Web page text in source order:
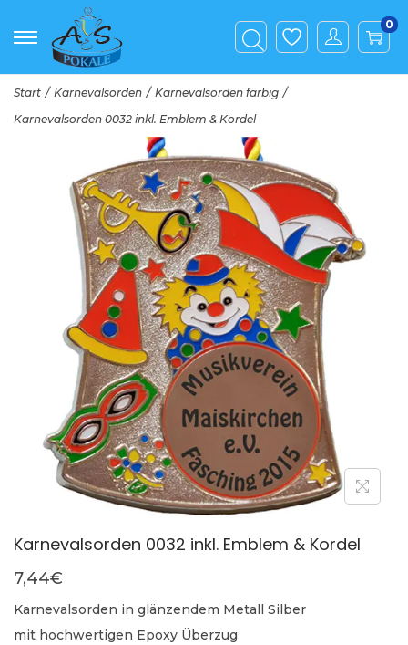
0
Start / Karnevalsorden / Karnevalsorden farbig /
Karnevalsorden 0032 inkl. Emblem & Kordel
Karnevalsorden 0032 inkl. Emblem & Kordel
7,44€
Karnevalsorden in glänzendem Metall Silber
mit hochwertigen Epoxy Überzug